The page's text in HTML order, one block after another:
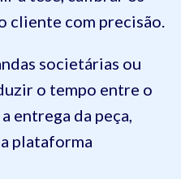
cliente com precisão.
societárias ou
o tempo entre o
entrega da peça,
plataforma